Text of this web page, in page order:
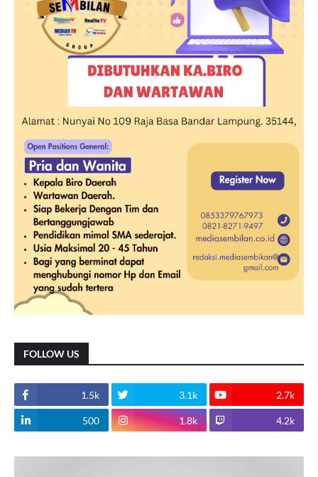
FOLLOW US
1.5k 3.1k 2.7k
500 1.8k 4.2k